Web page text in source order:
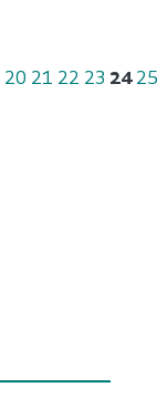
20 21 22 23 24 25